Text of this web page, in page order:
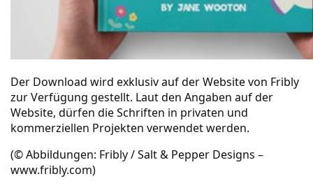
Der Download wird exklusiv auf derWebsite von Fribly
zur Verfügung gestellt. Laut den Angaben auf der
Website, dürfen die Schriften in privaten und
kommerziellen Projekten verwendet werden.
(© Abbildungen: Fribly / Salt & Pepper Designs –
www.fribly.com)